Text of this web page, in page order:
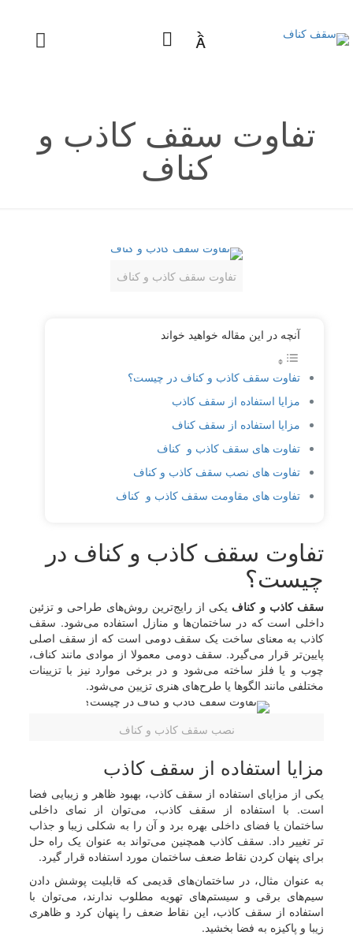

تفاوت سقف کاذب و
کناف
تفاوت سقف کاذب و کناف
آنچه در این مقاله خواهید خواند
تفاوت سقف کاذب و کناف در چیست؟
مزایا استفاده از سقف کاذب
مزایا استفاده از سقف کناف
تفاوت های سقف کاذب و کناف
تفاوت های نصب سقف کاذب و کناف
تفاوت های مقاومت سقف کاذب و کناف
تفاوت سقف کاذب و کناف در
چیست؟
سقف کاذب و کناف یکی از رایج‌ترین روش‌های طراحی و تزئین
داخلی است که در ساختمان‌ها و منازل استفاده می‌شود. سقف
کاذب به معنای ساخت یک سقف دومی است که از سقف اصلی
پایین‌تر قرار می‌گیرد. سقف دومی معمولا از موادی مانند کناف،
چوب و یا فلز ساخته می‌شود و در برخی موارد نیز با تزیینات
مختلفی مانند الگوها یا طرح‌های هنری تزیین می‌شود.
نصب سقف کاذب و کناف
مزایا استفاده از سقف کاذب
یکی از مزایای استفاده از سقف کاذب، بهبود ظاهر و زیبایی فضا
است. با استفاده از سقف کاذب، می‌توان از نمای داخلی
ساختمان یا فضای داخلی بهره برد و آن را به شکلی زیبا و جذاب
تر تغییر داد. سقف کاذب همچنین می‌تواند به عنوان یک راه حل
برای پنهان کردن نقاط ضعف ساختمان مورد استفاده قرار گیرد.
به عنوان مثال، در ساختمان‌های قدیمی که قابلیت پوشش دادن
سیم‌های برقی و سیستم‌های تهویه مطلوب ندارند، می‌توان با
استفاده از سقف کاذب، این نقاط ضعف را پنهان کرد و ظاهری
زیبا و پاکیزه به فضا بخشید.